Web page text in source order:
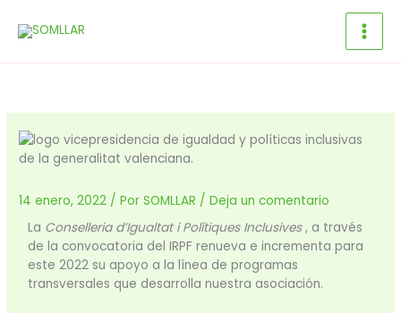
14 enero, 2022 / PorSOMLLAR /Deja un comentario
La Conselleria d’Igualtat i Polítiques Inclusives, a través
de la convocatoria del IRPF renueva e incrementa para
este 2022 su apoyo a la línea de programas
transversales que desarrolla nuestra asociación.